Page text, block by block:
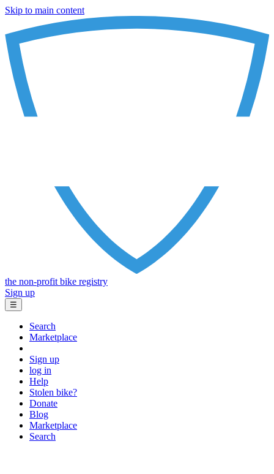
Skip to main content
the non-profit bike registry
Sign up
☰
Search
Marketplace
Sign up
log in
Help
Stolen bike?
Donate
Blog
Marketplace
Search